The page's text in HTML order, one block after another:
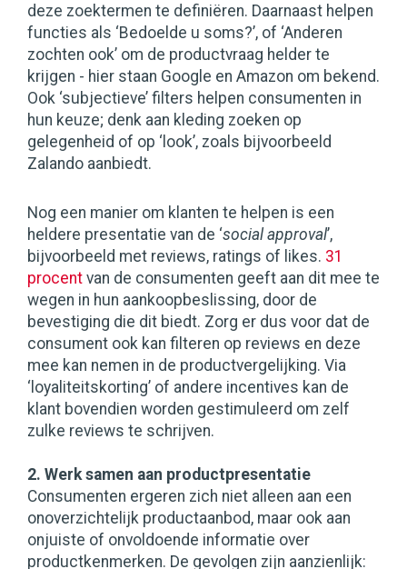
deze zoektermen te definiëren. Daarnaast helpen
functies als ‘Bedoelde u soms?’, of ‘Anderen
zochten ook’ om de productvraag helder te
krijgen - hier staan Google en Amazon om bekend.
Ook ‘subjectieve’ filters helpen consumenten in
hun keuze; denk aan kleding zoeken op
gelegenheid of op ‘look’, zoals bijvoorbeeld
Zalando aanbiedt.
Nog een manier om klanten te helpen is een
heldere presentatie van de ‘social approval’,
bijvoorbeeld met reviews, ratings of likes. 31
procent van de consumenten geeft aan dit mee te
wegen in hun aankoopbeslissing, door de
bevestiging die dit biedt. Zorg er dus voor dat de
consument ook kan filteren op reviews en deze
mee kan nemen in de productvergelijking. Via
‘loyaliteitskorting’ of andere incentives kan de
klant bovendien worden gestimuleerd om zelf
zulke reviews te schrijven.
2. Werk samen aan productpresentatie
Consumenten ergeren zich niet alleen aan een
onoverzichtelijk productaanbod, maar ook aan
onjuiste of onvoldoende informatie over
productkenmerken. De gevolgen zijn aanzienlijk: